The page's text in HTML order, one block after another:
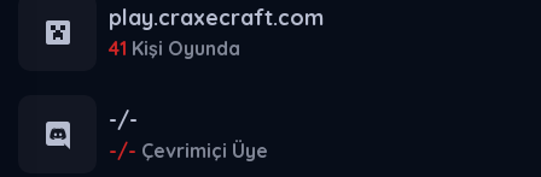
play.craxecraft.com
41 Kişi Oyunda
-/-
-/- Çevrimiçi Üye